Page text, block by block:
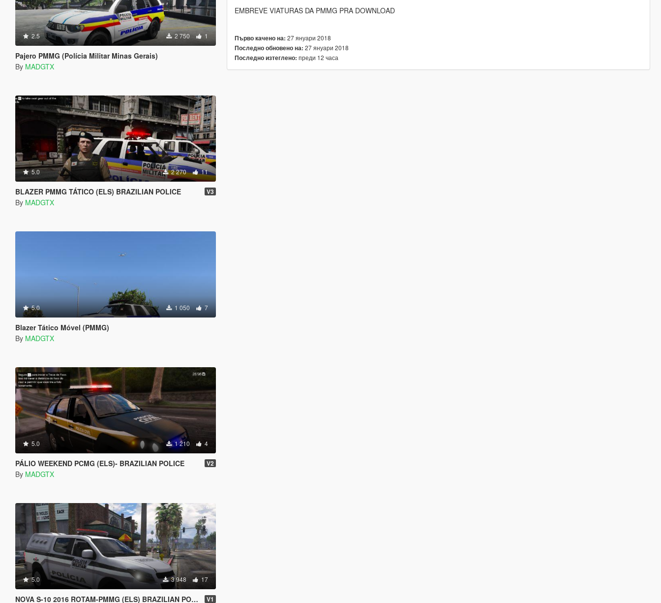
2.5 2 750 1
Pajero PMMG (Polícia Militar Minas Gerais)
By MADGTX
5.0 2 270 11
BLAZER PMMG TÁTICO (ELS) BRAZILIAN POLICE V3
By MADGTX
5.0 1 050 7
Blazer Tático Móvel (PMMG)
By MADGTX
5.0 1 210 4
PÁLIO WEEKEND PCMG (ELS)- BRAZILIAN POLICE V2
By MADGTX
5.0 3 948 17
NOVA S-10 2016 ROTAM-PMMG (ELS) BRAZILIAN POLICE V1
EMBREVE VIATURAS DA PMMG PRA DOWNLOAD
Първо качено на: 27 януари 2018
Последно обновено на: 27 януари 2018
Последно изтеглено: преди 12 часа